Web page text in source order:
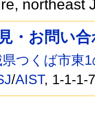
northeast
・お問い
つくば市東
/AIST, 1-1-1-